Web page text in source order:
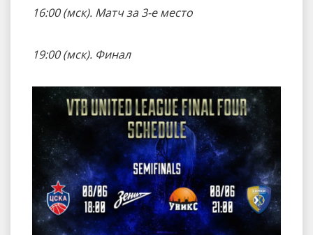
16:00 (мск). Матч за 3-е место
19:00 (мск). Финал